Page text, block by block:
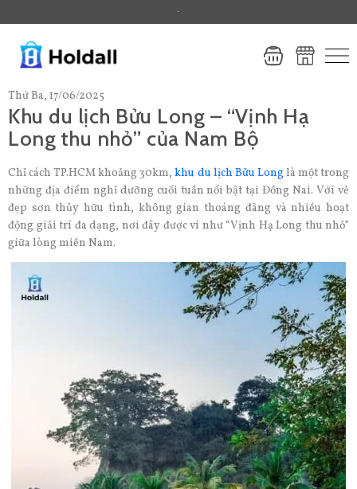
Thứ Ba, 17/06/2025
Khu du lịch Bửu Long – “Vịnh Hạ
Long thu nhỏ” của Nam Bộ
Chỉ cách TP.HCM khoảng 30km,khu du lịch Bửu Longlà một trong
những địa điểm nghỉ dưỡng cuối tuần nổi bật tại Đồng Nai. Với vẻ
đẹp sơn thủy hữu tình, không gian thoáng đãng và nhiều hoạt
động giải trí đa dạng, nơi đây được ví như “Vịnh Hạ Long thu nhỏ”
giữa lòng miền Nam.